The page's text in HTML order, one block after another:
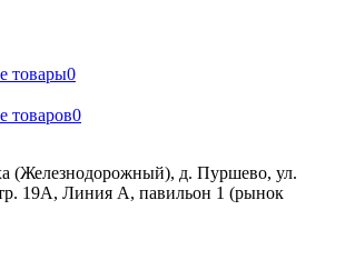
товары0
товаров0
(Железнодорожный), д. Пуршево, ул.
19А, Линия А, павильон 1 (рынок